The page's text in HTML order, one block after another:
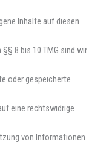
Inhalte auf diesen
8 bis 10 TMG sind wir
oder gespeicherte
eine rechtswidrige
von Informationen